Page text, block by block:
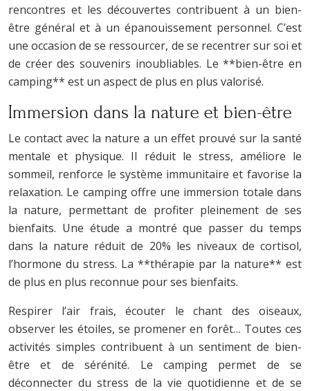
rencontres et les découvertes contribuent à un bien-
être général et à un épanouissement personnel. C’est
une occasion de se ressourcer, de se recentrer sur soi et
de créer des souvenirs inoubliables. Le **bien-être en
camping** est un aspect de plus en plus valorisé.
Immersion dans la nature et bien-être
Le contact avec la nature a un effet prouvé sur la santé
mentale et physique. Il réduit le stress, améliore le
sommeil, renforce le système immunitaire et favorise la
relaxation. Le camping offre une immersion totale dans
la nature, permettant de profiter pleinement de ses
bienfaits. Une étude a montré que passer du temps
dans la nature réduit de 20% les niveaux de cortisol,
l’hormone du stress. La **thérapie par la nature** est
de plus en plus reconnue pour ses bienfaits.
Respirer l’air frais, écouter le chant des oiseaux,
observer les étoiles, se promener en forêt… Toutes ces
activités simples contribuent à un sentiment de bien-
être et de sérénité. Le camping permet de se
déconnecter du stress de la vie quotidienne et de se